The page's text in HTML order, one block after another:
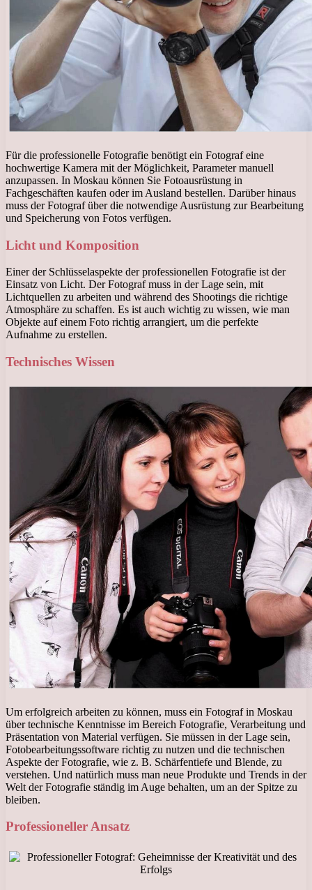
Für die professionelle Fotografie benötigt ein Fotograf eine
hochwertige Kamera mit der Möglichkeit, Parameter manuell
anzupassen. In Moskau können Sie Fotoausrüstung in
Fachgeschäften kaufen oder im Ausland bestellen. Darüber hinaus
muss der Fotograf über die notwendige Ausrüstung zur Bearbeitung
und Speicherung von Fotos verfügen.
Licht und Komposition
Einer der Schlüsselaspekte der professionellen Fotografie ist der
Einsatz von Licht. Der Fotograf muss in der Lage sein, mit
Lichtquellen zu arbeiten und während des Shootings die richtige
Atmosphäre zu schaffen. Es ist auch wichtig zu wissen, wie man
Objekte auf einem Foto richtig arrangiert, um die perfekte
Aufnahme zu erstellen.
Technisches Wissen
Um erfolgreich arbeiten zu können, muss ein Fotograf in Moskau
über technische Kenntnisse im Bereich Fotografie, Verarbeitung und
Präsentation von Material verfügen. Sie müssen in der Lage sein,
Fotobearbeitungssoftware richtig zu nutzen und die technischen
Aspekte der Fotografie, wie z. B. Schärfentiefe und Blende, zu
verstehen. Und natürlich muss man neue Produkte und Trends in der
Welt der Fotografie ständig im Auge behalten, um an der Spitze zu
bleiben.
Professioneller Ansatz